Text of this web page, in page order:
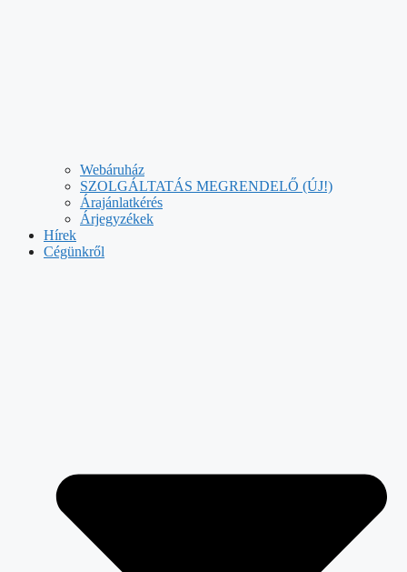
Webáruház
SZOLGÁLTATÁS MEGRENDELŐ (ÚJ!)
Árajánlatkérés
Árjegyzékek
Hírek
Cégünkről